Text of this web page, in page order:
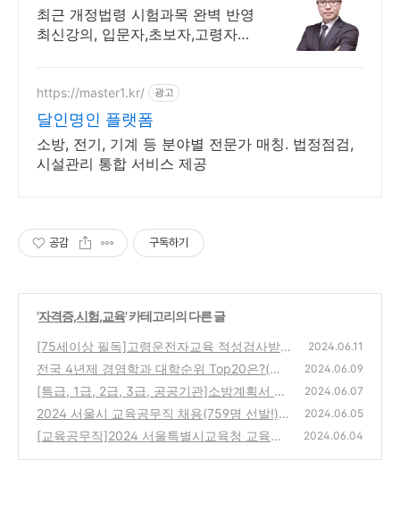
수강기간 특별연장 이벤트
최근 개정법령 시험과목 완벽 반영
최신강의, 입문자,초보자,고령자도
https://master1.kr/ 광고
달인명인 플랫폼
소방, 전기, 기계 등 분야별 전문가 매칭. 법정점검,
시설관리 통합 서비스 제공
공감 구독하기
'자격증,시험,교육' 카테고리의 다른 글
[75세이상 필독]고령운전자교육 적성검사받
고 운전면허 갱신하기(+면허시험장 찾기!)
2024.06.11
전국 4년제 경영학과 대학순위 Top20은?(가
장 최근 2023 정시 기준!)
(0)
2024.06.09
[특급, 1급, 2급, 3급, 공공기관]소방계획서 양
식 다운로드!(작성방법과 예시)
(0)
2024.06.07
2024 서울시 교육공무직 채용(759명 선발!),
특수교육실무사 응시자격과 월급은?
(0)
2024.06.05
[교육공무직]2024 서울특별시교육청 교육공
2024.06.04